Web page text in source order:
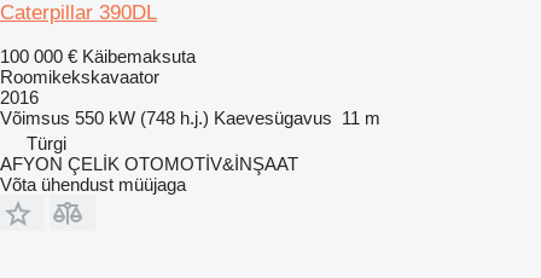
Caterpillar 390DL
100 000 € Käibemaksuta
Roomikekskavaator
2016
Võimsus 550 kW (748 h.j.) Kaevesügavus 11 m
Türgi
AFYON ÇELİK OTOMOTİV&İNŞAAT
Võta ühendust müüjaga